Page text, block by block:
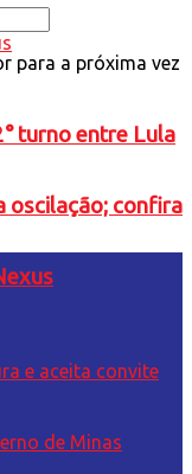
turno entre Lula
oscilação; confira
para a próxima vez